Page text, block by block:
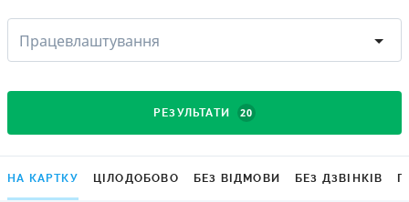
Працевлаштування
РЕЗУЛЬТАТИ 20
НА КАРТКУ ЦІЛОДОБОВО БЕЗ ВІДМОВИ БЕЗ ДЗВІНКІВ